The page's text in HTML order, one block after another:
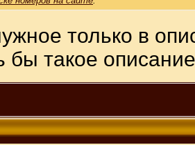
только в
бы такое